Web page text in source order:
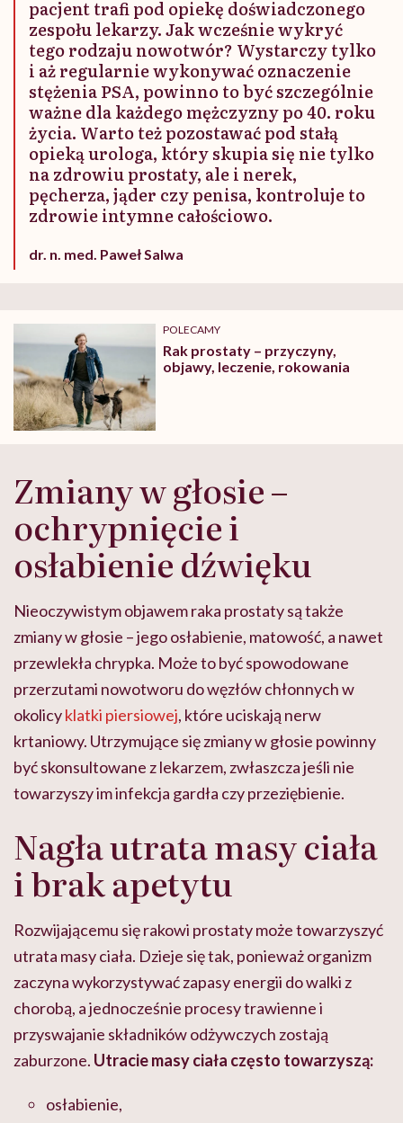
pacjent trafi pod opiekę doświadczonego
zespołu lekarzy. Jak wcześnie wykryć
tego rodzaju nowotwór? Wystarczy tylko
i aż regularnie wykonywać oznaczenie
stężenia PSA, powinno to być szczególnie
ważne dla każdego mężczyzny po 40. roku
życia. Warto też pozostawać pod stałą
opieką urologa, który skupia się nie tylko
na zdrowiu prostaty, ale i nerek,
pęcherza, jąder czy penisa, kontroluje to
zdrowie intymne całościowo.
dr. n. med. Paweł Salwa
POLECAMY
Rak prostaty – przyczyny,
objawy, leczenie, rokowania
Zmiany w głosie –
ochrypnięcie i
osłabienie dźwięku
Nieoczywistym objawem raka prostaty są także
zmiany w głosie – jego osłabienie, matowość, a nawet
przewlekła chrypka. Może to być spowodowane
przerzutami nowotworu do węzłów chłonnych w
okolicyklatki piersiowej, które uciskają nerw
krtaniowy. Utrzymujące się zmiany w głosie powinny
być skonsultowane z lekarzem, zwłaszcza jeśli nie
towarzyszy im infekcja gardła czy przeziębienie.
Nagła utrata masy ciała
i brak apetytu
Rozwijającemu się rakowi prostaty może towarzyszyć
utrata masy ciała. Dzieje się tak, ponieważ organizm
zaczyna wykorzystywać zapasy energii do walki z
chorobą, a jednocześnie procesy trawienne i
przyswajanie składników odżywczych zostają
zaburzone. Utracie masy ciała często towarzyszą:
osłabienie,